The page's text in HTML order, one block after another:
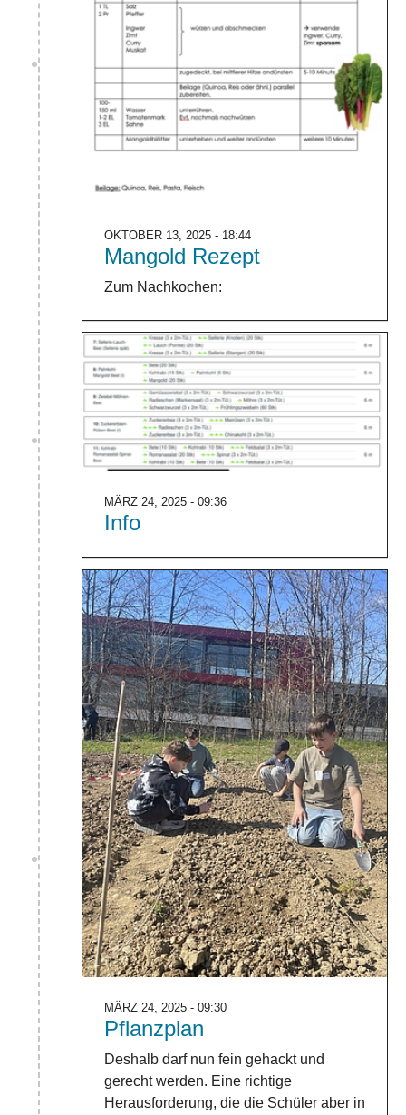
OKTOBER 13, 2025 - 18:44
Mangold Rezept
Zum Nachkochen:
MÄRZ 24, 2025 - 09:36
Info
MÄRZ 24, 2025 - 09:30
Pflanzplan
Deshalb darf nun fein gehackt und
gerecht werden. Eine richtige
Herausforderung, die die Schüler aber in